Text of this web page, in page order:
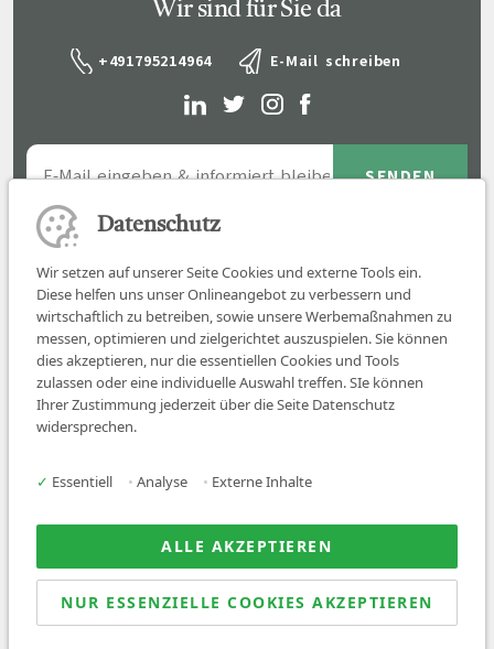
Wir sind für Sie da
+491795214964 E-Mail schreiben
Job finden
Über uns
News
© 2026 Sanovetis. All rights reserved.
Datenschutz
Wir setzen auf unserer Seite Cookies und externe Tools ein.
Diese helfen uns unser Onlineangebot zu verbessern und
wirtschaftlich zu betreiben, sowie unsere Werbemaßnahmen zu
messen, optimieren und zielgerichtet auszuspielen. Sie können
dies akzeptieren, nur die essentiellen Cookies und Tools
zulassen oder eine individuelle Auswahl treffen. SIe können
Ihrer Zustimmung jederzeit über die Seite Datenschutz
widersprechen.
✓ Essentiell • Analyse • Externe Inhalte
ALLE AKZEPTIEREN
NUR ESSENZIELLE COOKIES AKZEPTIEREN